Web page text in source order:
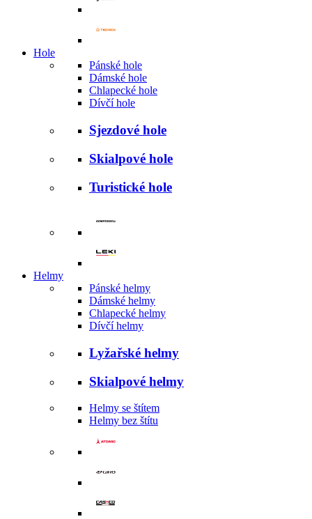
Hole
Pánské hole
Dámské hole
Chlapecké hole
Dívčí hole
Sjezdové hole
Skialpové hole
Turistické hole
Helmy
Pánské helmy
Dámské helmy
Chlapecké helmy
Dívčí helmy
Lyžařské helmy
Skialpové helmy
Helmy se štítem
Helmy bez štítu